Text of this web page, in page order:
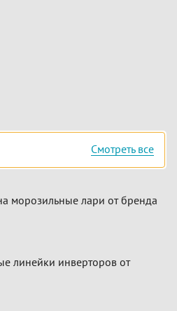
Смотреть все
морозильные лари от бренда
линейки инверторов от